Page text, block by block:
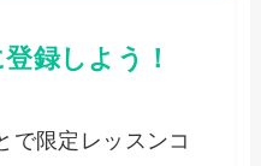
録しよう！
で限定レッスンコ